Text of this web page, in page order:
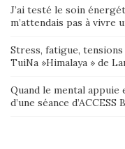
J’ai testé le soin
m’attendais pas à vivre
Stress, fatigue, tensions
TuiNa »Himalaya » de
Quand le mental appuie
d’une séance